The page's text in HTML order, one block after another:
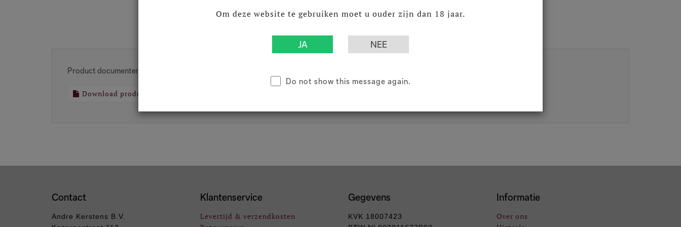
Om deze website te gebruiken moet u ouder zijn dan 18 jaar.
Do not show this message again.
Product documenten
Download productdocument
Contact
Andre Kerstens B.V.
Klantenservice
Levertijd & verzendkosten
Gegevens
KVK 18007423
Informatie
Over ons